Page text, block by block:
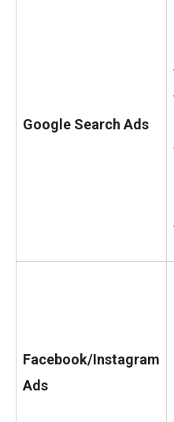
Google Search Ads
Facebook/Instagram
Ads